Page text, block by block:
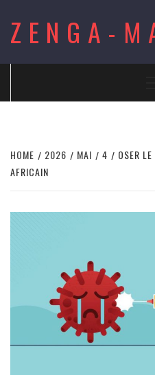
content
ZENGA-
HOME 2026 MAI 4
OSER
AFRICAIN